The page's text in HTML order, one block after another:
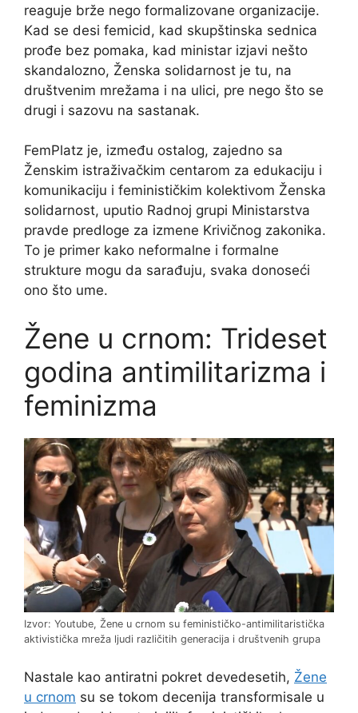
reaguje brže nego formalizovane organizacije.
Kad se desi femicid, kad skupštinska sednica
prođe bez pomaka, kad ministar izjavi nešto
skandalozno, Ženska solidarnost je tu, na
društvenim mrežama i na ulici, pre nego što se
drugi i sazovu na sastanak.
FemPlatz je, između ostalog, zajedno sa
Ženskim istraživačkim centarom za edukaciju i
komunikaciju i feminističkim kolektivom Ženska
solidarnost, uputio Radnoj grupi Ministarstva
pravde predloge za izmene Krivičnog zakonika.
To je primer kako neformalne i formalne
strukture mogu da sarađuju, svaka donoseći
ono što ume.
Žene u crnom: Trideset
godina antimilitarizma i
feminizma
Izvor: Youtube, Žene u crnom su feminističko-antimilitaristička
aktivistička mreža ljudi različitih generacija i društvenih grupa
Nastale kao antiratni pokret devedesetih, Žene
u crnom su se tokom decenija transformisale u